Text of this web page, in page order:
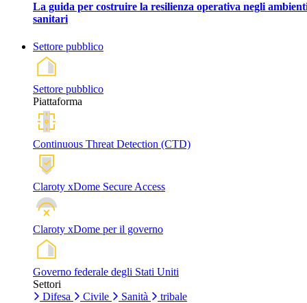
La guida per costruire la resilienza operativa negli
sanitari
Settore pubblico
Settore pubblico
Piattaforma
Continuous Threat Detection (CTD)
Claroty xDome Secure Access
Claroty xDome per il governo
Governo federale degli Stati Uniti
Settori
Difesa
Civile Sanità tribale